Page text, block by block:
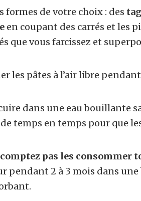
formes de votre choix : des
en coupant des carrés et les
que vous farcissez et
les pâtes à l’air libre
dans une eau bouillante
temps en temps pour que
pas les consommer
pendant 2 à 3 mois dans